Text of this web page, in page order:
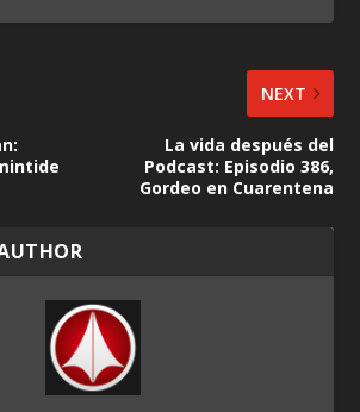
NEXT
La vida después del
Podcast: Episodio 386,
Gordeo en Cuarentena